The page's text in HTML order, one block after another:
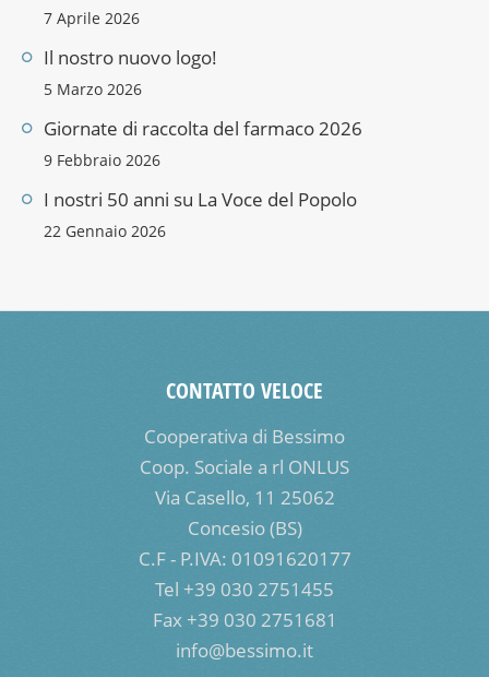
7 Aprile 2026
Il nostro nuovo logo!
5 Marzo 2026
Giornate di raccolta del farmaco 2026
9 Febbraio 2026
I nostri 50 anni su La Voce del Popolo
22 Gennaio 2026
CONTATTO VELOCE
Cooperativa di Bessimo
Coop. Sociale a rl ONLUS
Via Casello, 11 25062
Concesio (BS)
C.F - P.IVA: 01091620177
Tel +39 030 2751455
Fax +39 030 2751681
info@bessimo.it